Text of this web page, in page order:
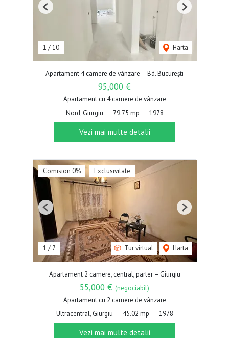
1 /10 Harta
Previous Next
Apartament 4 camere de vânzare – Bd. București
95,000 €
Apartament cu 4 camere de vânzare
Nord, Giurgiu
79.75 mp 1978
Vezi mai multe detalii
Comision 0% Exclusivitate
1 / 7 Tur virtual Harta
Previous Next
Apartament 2 camere, central, parter – Giurgiu
55,000 € (negociabil)
Apartament cu 2 camere de vânzare
Ultracentral, Giurgiu
45.02 mp 1978
Vezi mai multe detalii